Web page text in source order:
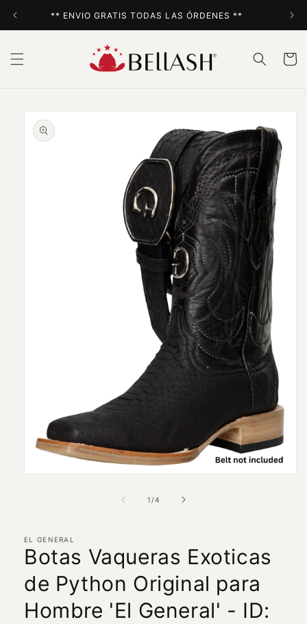
directamente
al contenido
** ENVIO GRATIS TODAS LAS ÓRDENES **
Carrito
directamente
información
ventana
modal
1 /de
4
EL GENERAL
Botas Vaqueras Exoticas
de Python Original para
Hombre 'El General' - ID: